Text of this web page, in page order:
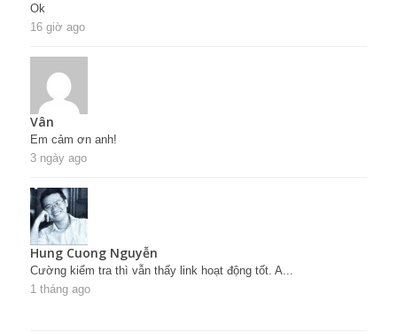
Ok
16 giờ ago
Vân
Em cảm ơn anh!
3 ngày ago
Hung Cuong Nguyễn
Cường kiểm tra thì vẫn thấy link hoạt động tốt. A...
1 tháng ago